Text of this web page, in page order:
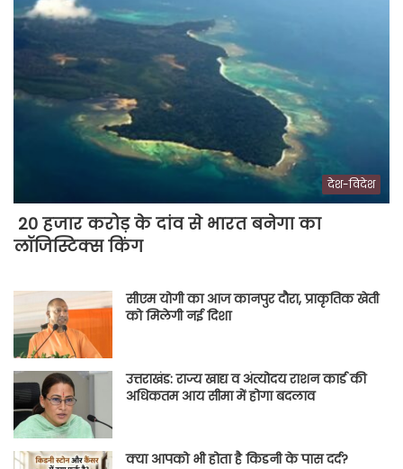
देश-विदेश
20 हजार करोड़ के दांव से भारत बनेगा का
लॉजिस्टिक्स किंग
सीएम योगी का आज कानपुर दौरा, प्राकृतिक खेती
को मिलेगी नई दिशा
उत्तराखंड: राज्य खाद्य व अंत्योदय राशन कार्ड की
अधिकतम आय सीमा में होगा बदलाव
क्या आपको भी होता है किडनी के पास दर्द?